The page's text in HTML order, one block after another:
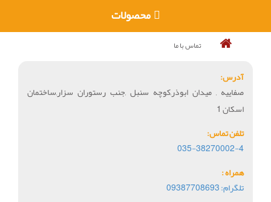
محصولات
تماس با ما
آدرس:
صفاییه , میدان ابوذر,کوچه سنبل ,جنب رستوران سزار,ساختمان
اسکان 1
تلفن تماس:
035-38270002-4
همراه :
تلگرام: 09387708693